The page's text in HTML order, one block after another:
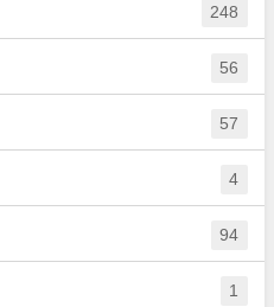
248
56
57
4
94
1